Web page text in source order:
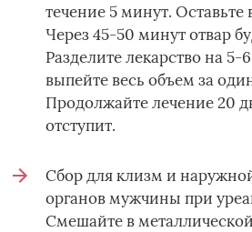
течение 5 минут. Оставьте
Через 45-50 минут отвар
Разделите лекарство на 5-
выпейте весь объем за
Продолжайте лечение 20
отступит.
Сбор для клизм и
органов мужчины при
Смешайте в